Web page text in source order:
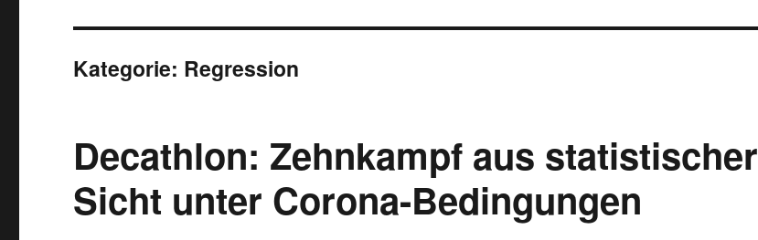
Kategorie: Regression
Decathlon: Zehnkampf aus statistischer
Sicht unter Corona-Bedingungen